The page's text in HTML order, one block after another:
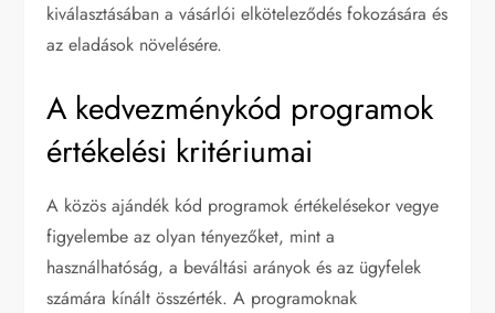
kiválasztásában a vásárlói elköteleződés fokozására és
az eladások növelésére.
A kedvezménykód programok
értékelési kritériumai
A közös ajándék kód programok értékelésekor vegye
figyelembe az olyan tényezőket, mint a
használhatóság, a beváltási arányok és az ügyfelek
számára kínált összérték. A programoknak